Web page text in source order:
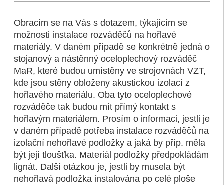
Obracím se na Vás s dotazem, týkajícím se
možnosti instalace rozváděčů na hořlavé
materiály. V daném případě se konkrétně jedná o
stojanový a nástěnný oceloplechový rozváděč
MaR, které budou umístěny ve strojovnách VZT,
kde jsou stěny obloženy akustickou izolací z
hořlavého materiálu. Oba tyto oceloplechové
rozváděče tak budou mít přímý kontakt s
hořlavým materiálem. Prosím o informaci, jestli je
v daném případě potřeba instalace rozváděčů na
izolační nehořlavé podložky a jaká by příp. měla
být její tloušťka. Materiál podložky předpokládám
lignát. Další otázkou je, jestli by musela být
nehořlavá podložka instalována po celé ploše